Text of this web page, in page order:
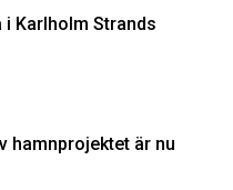
i Karlholm Strands
hamnprojektet är nu